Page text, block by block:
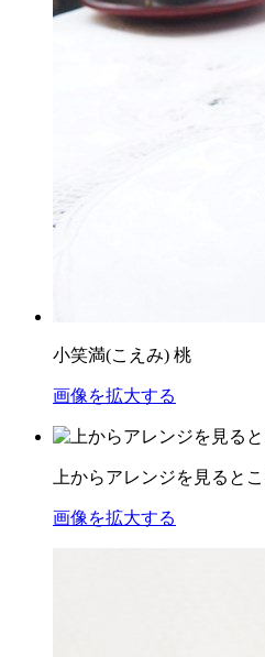
小笑満(こえみ) 桃
画像を拡大する
上からアレンジを見ると
画像を拡大する